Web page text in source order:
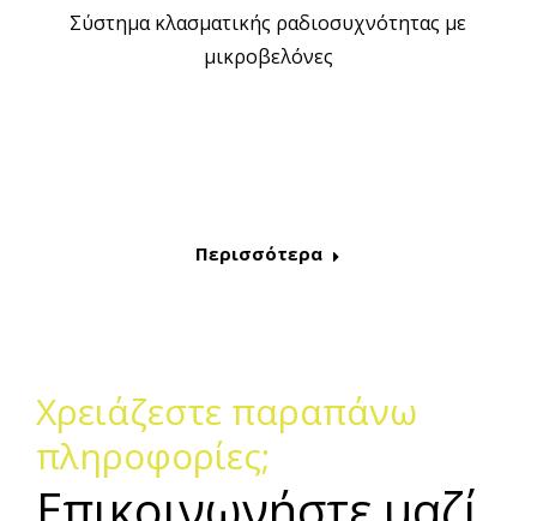
Σύστημα κλασματικής ραδιοσυχνότητας με
μικροβελόνες
Περισσότερα
Χρειάζεστε παραπάνω
πληροφορίες;